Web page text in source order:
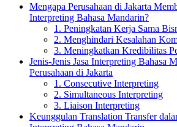
Mengapa Perusahaan di Jakarta
Interpreting Bahasa Mandarin?
1. Peningkatan Kerja Sama
2. Menghindari Kesalahan
3. Meningkatkan Kredibilitas
Jenis-Jenis Jasa Interpreting Bahasa
Perusahaan di Jakarta
1. Consecutive Interpreting
2. Simultaneous Interpreting
3. Liaison Interpreting
Keunggulan Translation Transfer